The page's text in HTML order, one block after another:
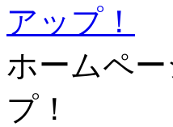
ホームペ
プ！